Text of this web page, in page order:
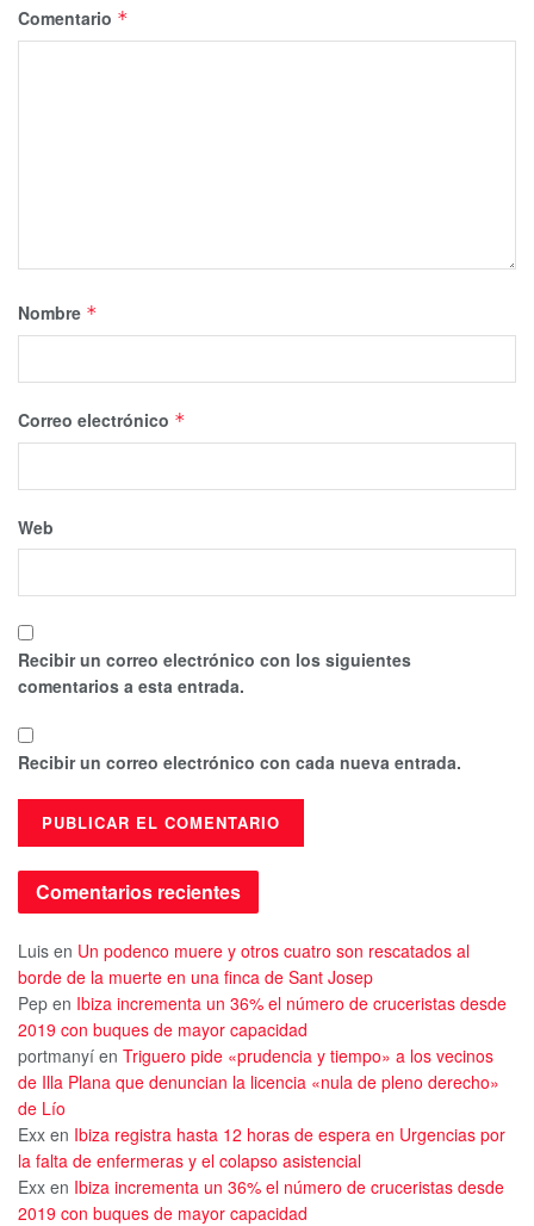
Comentario *
Nombre *
Correo electrónico *
Web
Recibir un correo electrónico con los siguientes
comentarios a esta entrada.
Recibir un correo electrónico con cada nueva entrada.
Comentarios recientes
Luis en Un podenco muere y otros cuatro son rescatados al
borde de la muerte en una finca de Sant Josep
Pep en Ibiza incrementa un 36% el número de cruceristas desde
2019 con buques de mayor capacidad
portmanyí en Triguero pide «prudencia y tiempo» a los vecinos
de Illa Plana que denuncian la licencia «nula de pleno derecho»
de Lío
Exx en Ibiza registra hasta 12 horas de espera en Urgencias por
la falta de enfermeras y el colapso asistencial
Exx en Ibiza incrementa un 36% el número de cruceristas desde
2019 con buques de mayor capacidad